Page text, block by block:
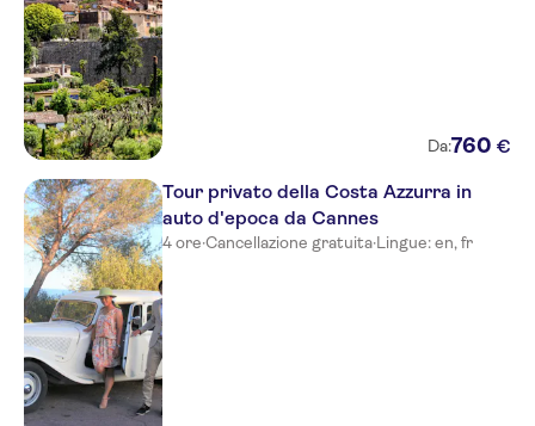
Da:760 €
Tour privato della Costa Azzurra in
auto d'epoca da Cannes
4 ore·Cancellazione gratuita·Lingue: en, fr